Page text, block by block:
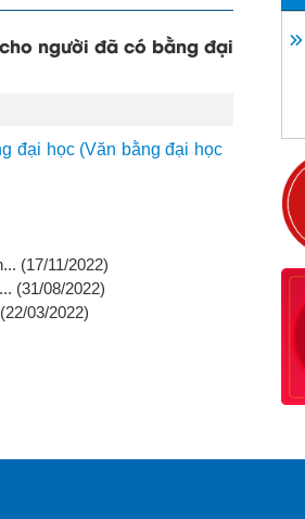
người đã có bằng đại
đại học (Văn bằng đại học
(17/11/2022)
(31/08/2022)
(22/03/2022)